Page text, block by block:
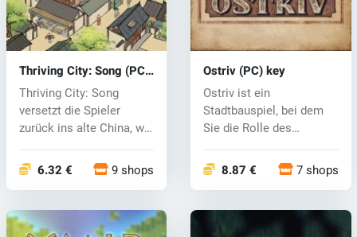
Thriving City: Song (PC)
key
Thriving City: Song
versetzt die Spieler
zurück ins alte China, wo
6.32 € 9 shops
Ostriv (PC) key
Ostriv ist ein
Stadtbauspiel, bei dem
Sie die Rolle des
8.87 € 7 shops